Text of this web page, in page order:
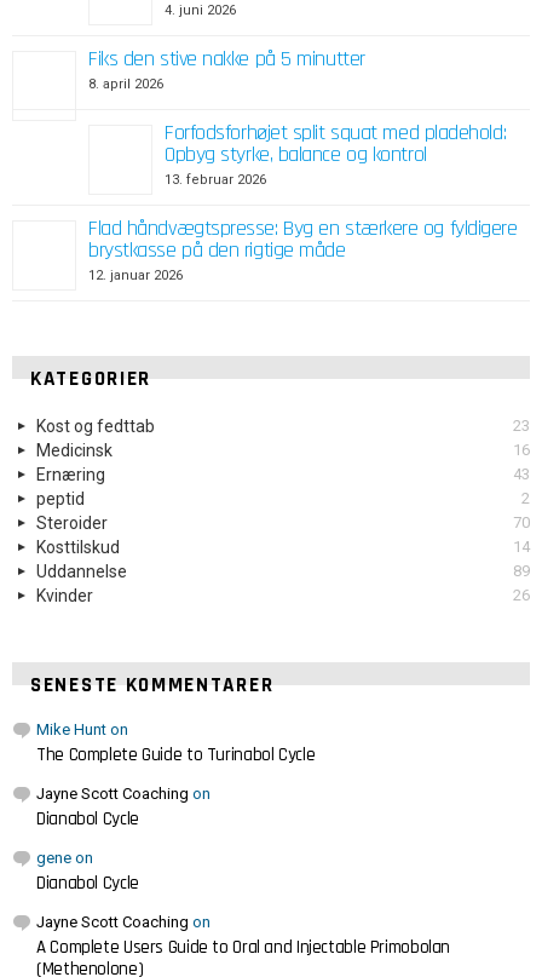
4. juni 2026
Fiks den stive nakke på 5 minutter
8. april 2026
Forfodsforhøjet split squat med pladehold:
Opbyg styrke, balance og kontrol
13. februar 2026
Flad håndvægtspresse: Byg en stærkere og fyldigere
brystkasse på den rigtige måde
12. januar 2026
KATEGORIER
Kost og fedttab 23
Medicinsk 16
Ernæring 43
peptid 2
Steroider 70
Kosttilskud 14
Uddannelse 89
Kvinder 26
SENESTE KOMMENTARER
Mike Hunt on
The Complete Guide to Turinabol Cycle
Jayne Scott Coaching on
Dianabol Cycle
gene on
Dianabol Cycle
Jayne Scott Coaching on
A Complete Users Guide to Oral and Injectable Primobolan
(Methenolone)